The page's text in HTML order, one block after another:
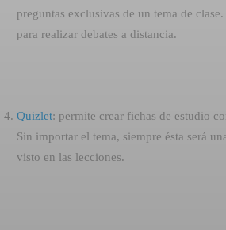
preguntas exclusivas de un tema de
para realizar debates a distancia.
Quizlet: permite crear fichas de estudio
Sin importar el tema, siempre ésta será
visto en las lecciones.